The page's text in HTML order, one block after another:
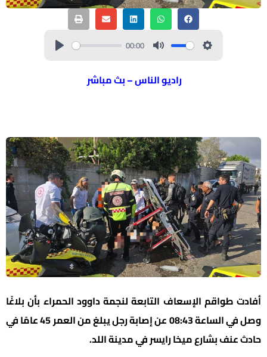
00:00
راديو الناس – بث مباشر
أفادت طواقم الإسعاف التابعة لنجمة داوود الحمراء بأن بلاغًا
وصل في الساعة 08:43 عن إصابة رجل يبلغ من العمر 45 عامًا في
حادث عنف بشارع ميخا رايسر في مدينة اللد.